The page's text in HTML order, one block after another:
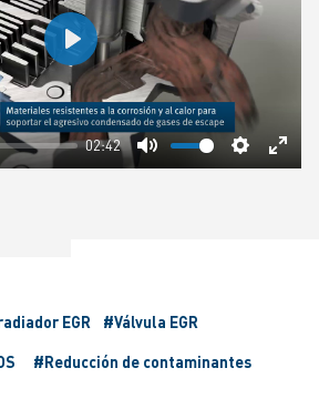
02:42
Mute Settings
Play
EGR
#Válvula EGR
#Reducción de contaminantes